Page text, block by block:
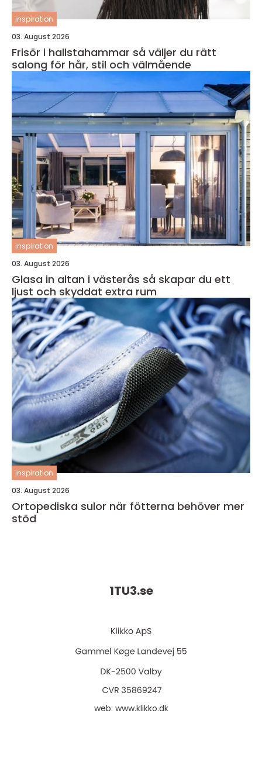
inspiration
03. August 2026
Frisör i hallstahammar så väljer du rätt
salong för hår, stil och välmående
inspiration
03. August 2026
Glasa in altan i västerås så skapar du ett
ljust och skyddat extra rum
inspiration
03. August 2026
Ortopediska sulor när fötterna behöver mer
stöd
1TU3.se
web: www.klikko.dk